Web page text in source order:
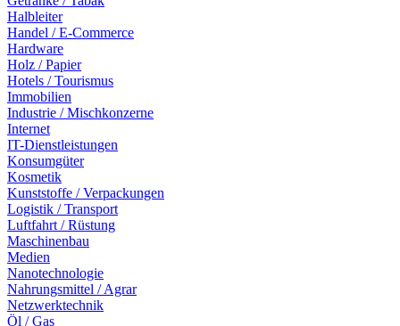
Halbleiter
Handel / E-Commerce
Hardware
Holz / Papier
Hotels / Tourismus
Immobilien
Industrie / Mischkonzerne
Internet
IT-Dienstleistungen
Konsumgüter
Kosmetik
Kunststoffe / Verpackungen
Logistik / Transport
Luftfahrt / Rüstung
Maschinenbau
Medien
Nanotechnologie
Nahrungsmittel / Agrar
Netzwerktechnik
Öl / Gas